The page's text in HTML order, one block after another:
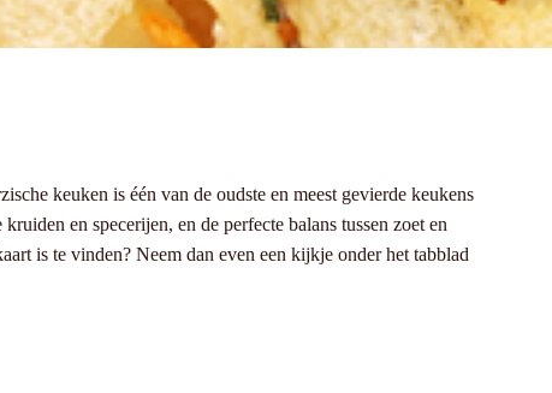
keuken is één van de oudste en meest gevierde keukens
en specerijen, en de perfecte balans tussen zoet en
is te vinden? Neem dan even een kijkje onder het tabblad